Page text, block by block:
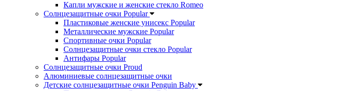
Капли мужские и женские стекло Romeo
Солнцезащитные очки Popular
Пластиковые женские унисекс Popular
Металлические мужские Popular
Спортивные очки Popular
Солнцезащитные очки стекло Popular
Aнтифары Popular
Солнцезащитные очки Proud
Алюминиевые солнцезащитные очки
Детские солнцезащитные очки Penguin Baby